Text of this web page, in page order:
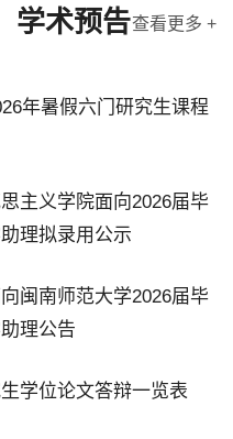
学术预告
年暑假六门研究生课程
主义学院面向2026届毕
理拟录用公示
闽南师范大学2026届毕
理公告
学位论文答辩一览表
查看更多 +